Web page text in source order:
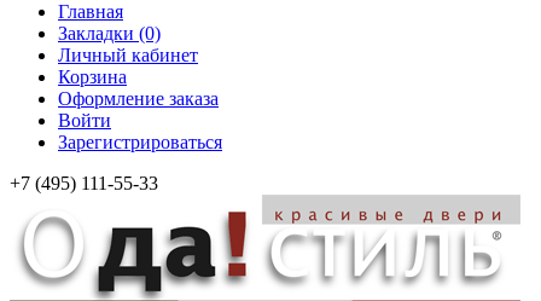
Главная
Закладки (0)
Личный кабинет
Корзина
Оформление заказа
Войти
Зарегистрироваться
+7 (495) 111-55-33